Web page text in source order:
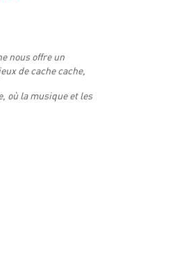
nous offre un
de cache cache,
où la musique et les